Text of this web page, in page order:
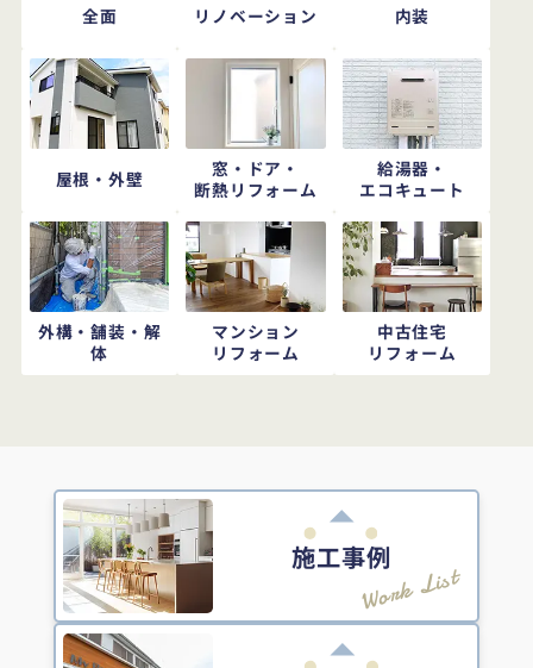
全面 リノベーション 内装
屋根・外壁
窓・ドア・
断熱リフォーム
給湯器・
エコキュート
外構・舗装・解
体
マンション
リフォーム
中古住宅
リフォーム
施工事例
Work List